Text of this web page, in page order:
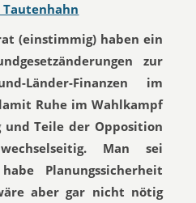
Tautenhahn
(einstimmig) haben ein
zur
Länder-Finanzen im
Ruhe im Wahlkampf
und Teile der Opposition
Man sei
Planungssicherheit
aber gar nicht nötig